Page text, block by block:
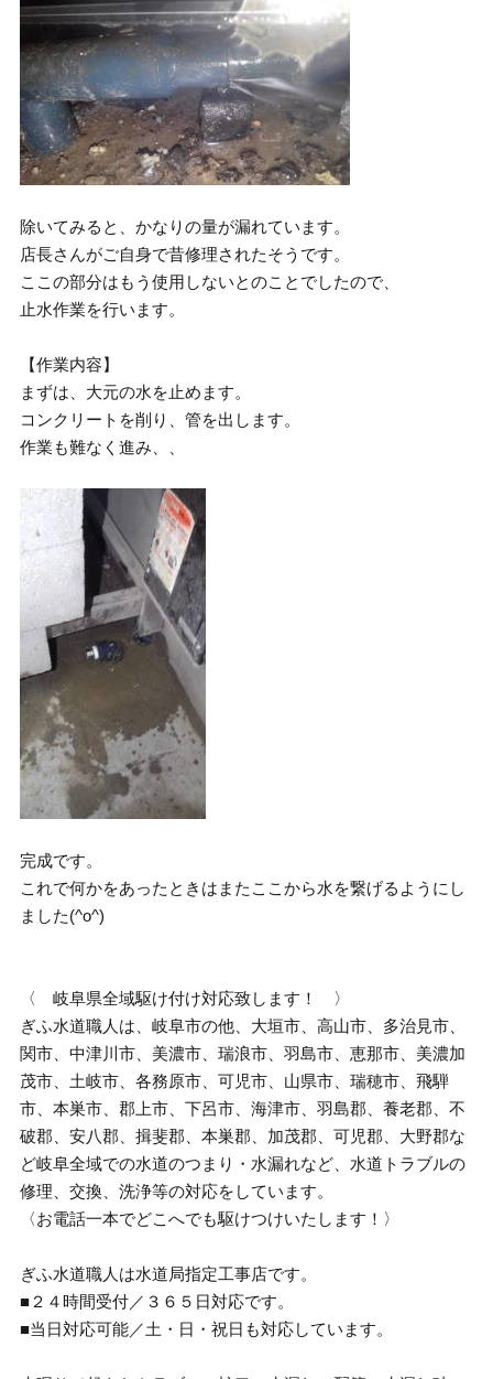
除いてみると、かなりの量が漏れています。
店長さんがご自身で昔修理されたそうです。
ここの部分はもう使用しないとのことでしたので、
止水作業を行います。
【作業内容】
まずは、大元の水を止めます。
コンクリートを削り、管を出します。
作業も難なく進み、、
完成です。
これで何かをあったときはまたここから水を繋げるようにし
ました(^o^)
〈 岐阜県全域駆け付け対応致します！ 〉
ぎふ水道職人は、岐阜市の他、大垣市、高山市、多治見市、
関市、中津川市、美濃市、瑞浪市、羽島市、恵那市、美濃加
茂市、土岐市、各務原市、可児市、山県市、瑞穂市、飛騨
市、本巣市、郡上市、下呂市、海津市、羽島郡、養老郡、不
破郡、安八郡、揖斐郡、本巣郡、加茂郡、可児郡、大野郡な
ど岐阜全域での水道のつまり・水漏れなど、水道トラブルの
修理、交換、洗浄等の対応をしています。
〈お電話一本でどこへでも駆けつけいたします！〉
ぎふ水道職人は水道局指定工事店です。
■２４時間受付／３６５日対応です。
■当日対応可能／土・日・祝日も対応しています。